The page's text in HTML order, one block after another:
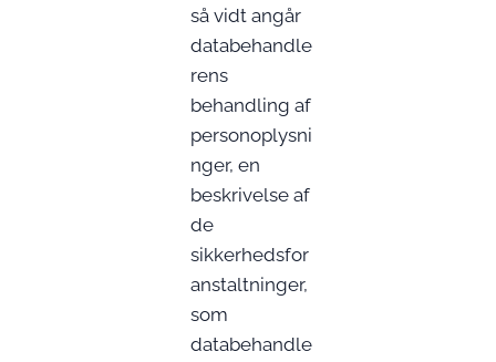
så vidt angår
databehandle
rens
behandling af
personoplysni
nger, en
beskrivelse af
de
sikkerhedsfor
anstaltninger,
som
databehandle